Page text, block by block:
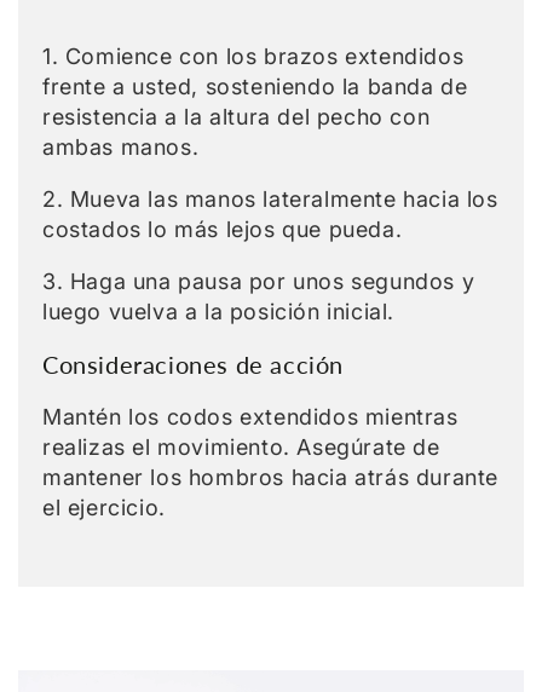
1. Comience con los brazos extendidos
frente a usted, sosteniendo la banda de
resistencia a la altura del pecho con
ambas manos.
2. Mueva las manos lateralmente hacia los
costados lo más lejos que pueda.
3. Haga una pausa por unos segundos y
luego vuelva a la posición inicial.
Consideraciones de acción
Mantén los codos extendidos mientras
realizas el movimiento. Asegúrate de
mantener los hombros hacia atrás durante
el ejercicio.